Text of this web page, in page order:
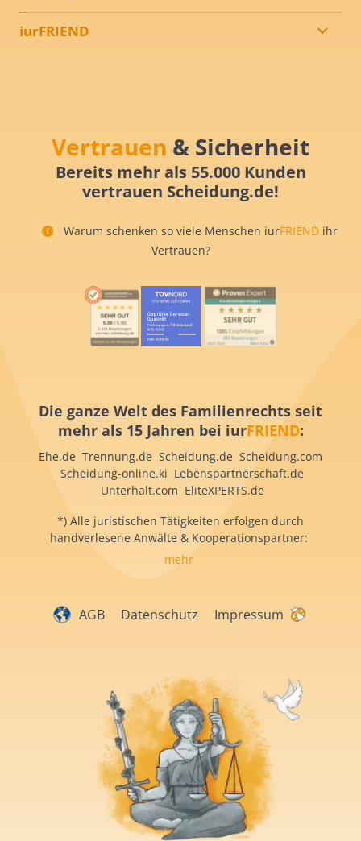
iurFRIEND
Vertrauen & Sicherheit
Bereits mehr als 55.000 Kunden
vertrauen Scheidung.de!
Warum schenken so viele Menschen iurFRIEND ihr
Vertrauen?
Die ganze Welt des Familienrechts seit
mehr als 15 Jahren bei iurFRIEND:
Ehe.de Trennung.de Scheidung.de Scheidung.com
Scheidung-online.ki Lebenspartnerschaft.de
Unterhalt.com EliteXPERTS.de
*) Alle juristischen Tätigkeiten erfolgen durch
handverlesene Anwälte & Kooperationspartner:
mehr
AGB Datenschutz Impressum